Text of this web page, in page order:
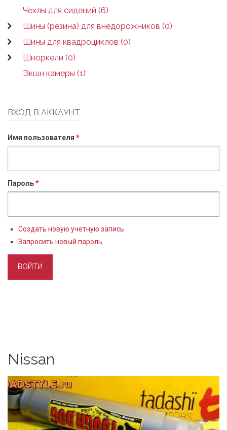
Чехлы для сидений (6)
Шины (резина) для внедорожников (0)
Шины для квадроциклов (0)
Шноркели (0)
Экшн камеры (1)
ВХОД В АККАУНТ
Имя пользователя *
Пароль*
Создать новую учетную запись
Запросить новый пароль
Nissan